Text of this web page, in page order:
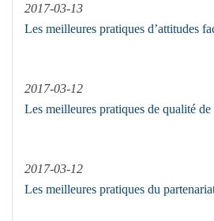
2017-03-13
Les meilleures pratiques d’attitudes
2017-03-12
Les meilleures pratiques de qualité de
2017-03-12
Les meilleures pratiques du